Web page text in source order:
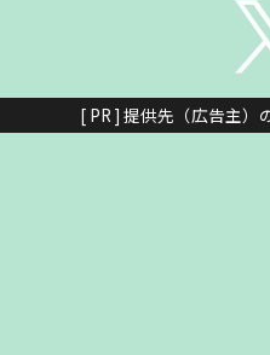
[ PR ] 提供先（広告主）